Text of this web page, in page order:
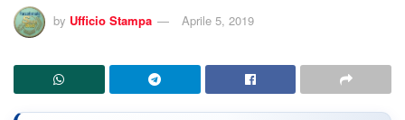
by Ufficio Stampa Aprile 5, 2019